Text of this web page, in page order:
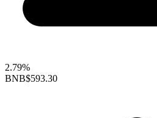
2.79%
BNB$593.30